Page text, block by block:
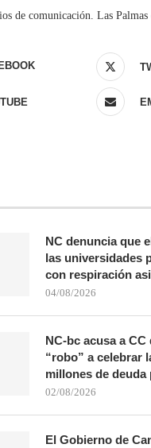
de comunicación. Las Palmas
NC denuncia que
las universidades
con respiración
04/08/2026
NC-bc acusa a
“robo” a celebrar
millones de deuda
02/08/2026
El Gobierno de